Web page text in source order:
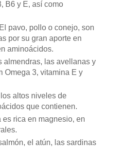
B6 y E, así como
pavo, pollo o conejo, son
por su gran aporte en
aminoácidos.
almendras, las avellanas y
Omega 3, vitamina E y
altos niveles de
que contienen.
es rica en magnesio, en
el atún, las sardinas